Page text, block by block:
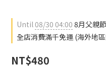
Until08/30 04:00 8月父親
全店消費滿千免運 (海外地
NT$480